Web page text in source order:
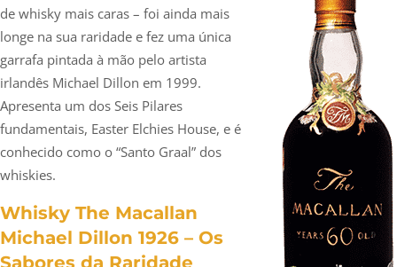
de whisky mais caras – foi ainda mais
longe na sua raridade e fez uma única
garrafa pintada à mão pelo artista
irlandês Michael Dillon em 1999.
Apresenta um dos Seis Pilares
fundamentais, Easter Elchies House, e é
conhecido como o “Santo Graal” dos
whiskies.
Whisky The Macallan
Michael Dillon 1926 – Os
Sabores da Raridade